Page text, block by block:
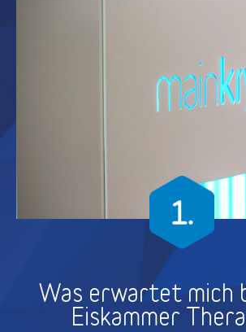
Was erwartet mich
Eiskammer